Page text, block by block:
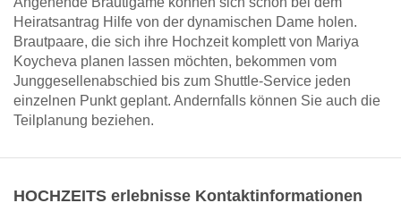
Heiratsantrag Hilfe von der dynamischen Dame holen.
Brautpaare, die sich ihre Hochzeit komplett von Mariya
Koycheva planen lassen möchten, bekommen vom
Junggesellenabschied bis zum Shuttle-Service jeden
einzelnen Punkt geplant. Andernfalls können Sie auch die
Teilplanung beziehen.
HOCHZEITS erlebnisse Kontaktinformationen